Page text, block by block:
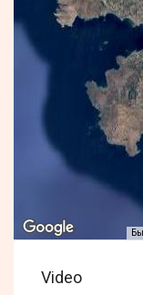
Video